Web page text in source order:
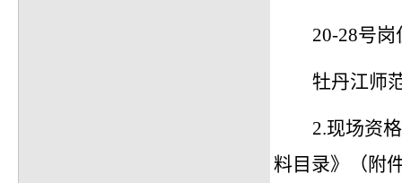
20-28号
牡丹江师
2.现场资
料目录》（附